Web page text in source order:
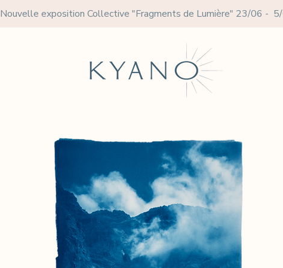
Nouvelle exposition Collective "Fragments de Lumière" 23/06 -